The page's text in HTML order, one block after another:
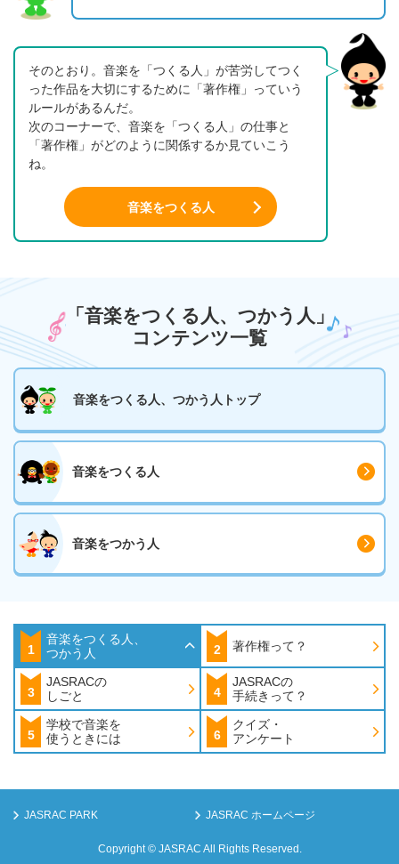
そのとおり。音楽を「つくる人」が苦労してつく
った作品を大切にするために「著作権」っていう
ルールがあるんだ。
次のコーナーで、音楽を「つくる人」の仕事と
「著作権」がどのように関係するか見ていこう
ね。
音楽をつくる人
「音楽をつくる人、つかう人」
コンテンツ一覧
音楽をつくる人、 つかう人 トップ
音楽をつくる人
音楽をつかう人
1
音楽をつくる人、
つかう人
2 著作権って？
3
JASRACの
しごと
4
JASRACの
手続きって？
5
学校で音楽を
使うときには
6
クイズ・
アンケート
JASRAC PARK JASRAC ホームページ
Copyright © JASRAC All Rights Reserved.